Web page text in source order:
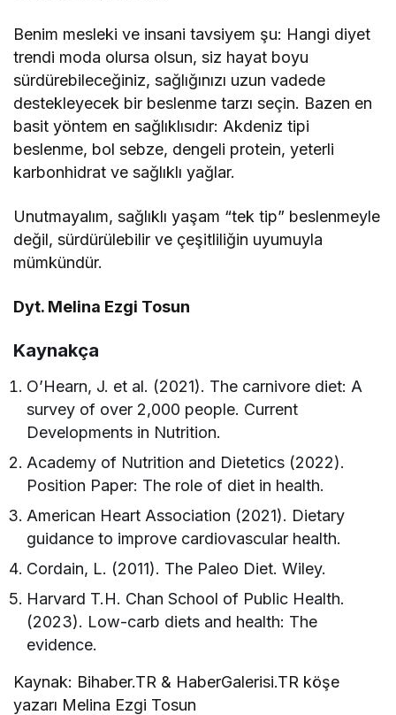
Benim mesleki ve insani tavsiyem şu: Hangi diyet
trendi moda olursa olsun, siz hayat boyu
sürdürebileceğiniz, sağlığınızı uzun vadede
destekleyecek bir beslenme tarzı seçin. Bazen en
basit yöntem en sağlıklısıdır: Akdeniz tipi
beslenme, bol sebze, dengeli protein, yeterli
karbonhidrat ve sağlıklı yağlar.
Unutmayalım, sağlıklı yaşam “tek tip” beslenmeyle
değil, sürdürülebilir ve çeşitliliğin uyumuyla
mümkündür.
Dyt. Melina Ezgi Tosun
Kaynakça
O’Hearn, J. et al. (2021). The carnivore diet: A
survey of over 2,000 people. Current
Developments in Nutrition.
Academy of Nutrition and Dietetics (2022).
Position Paper: The role of diet in health.
American Heart Association (2021). Dietary
guidance to improve cardiovascular health.
Cordain, L. (2011). The Paleo Diet. Wiley.
Harvard T.H. Chan School of Public Health.
(2023). Low-carb diets and health: The
evidence.
Kaynak: Bihaber.TR & HaberGalerisi.TR köşe
yazarı Melina Ezgi Tosun